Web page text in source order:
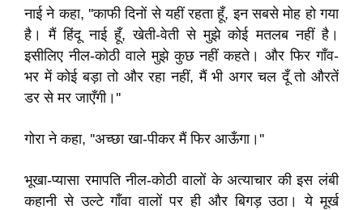
नाई ने कहा, ''काफी दिनों से यहीं रहता हूँ, इन सबसे मोह हो गया
है। मैं हिंदू नाई हूँ, खेती-वेती से मुझे कोई मतलब नहीं है।
इसीलिए नील-कोठी वाले मुझे कुछ नहीं कहते। और फिर गाँव-
भर में कोई बड़ा तो और रहा नहीं, मैं भी अगर चल दूँ तो औरतें
डर से मर जाएँगी।''
गोरा ने कहा, ''अच्छा खा-पीकर मैं फिर आऊँगा।''
भूखा-प्यासा रमापति नील-कोठी वालों के अत्याचार की इस लंबी
कहानी से उल्टे गाँवा वालों पर ही और बिगड़ उठा। ये मूर्ख